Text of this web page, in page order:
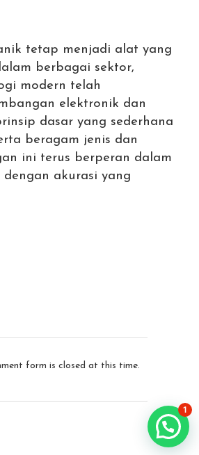
tetap menjadi alat yang
berbagai sektor,
modern telah
elektronik dan
dasar yang sederhana
beragam jenis dan
ini terus berperan dalam
dengan akurasi yang
form is closed at this time.
1